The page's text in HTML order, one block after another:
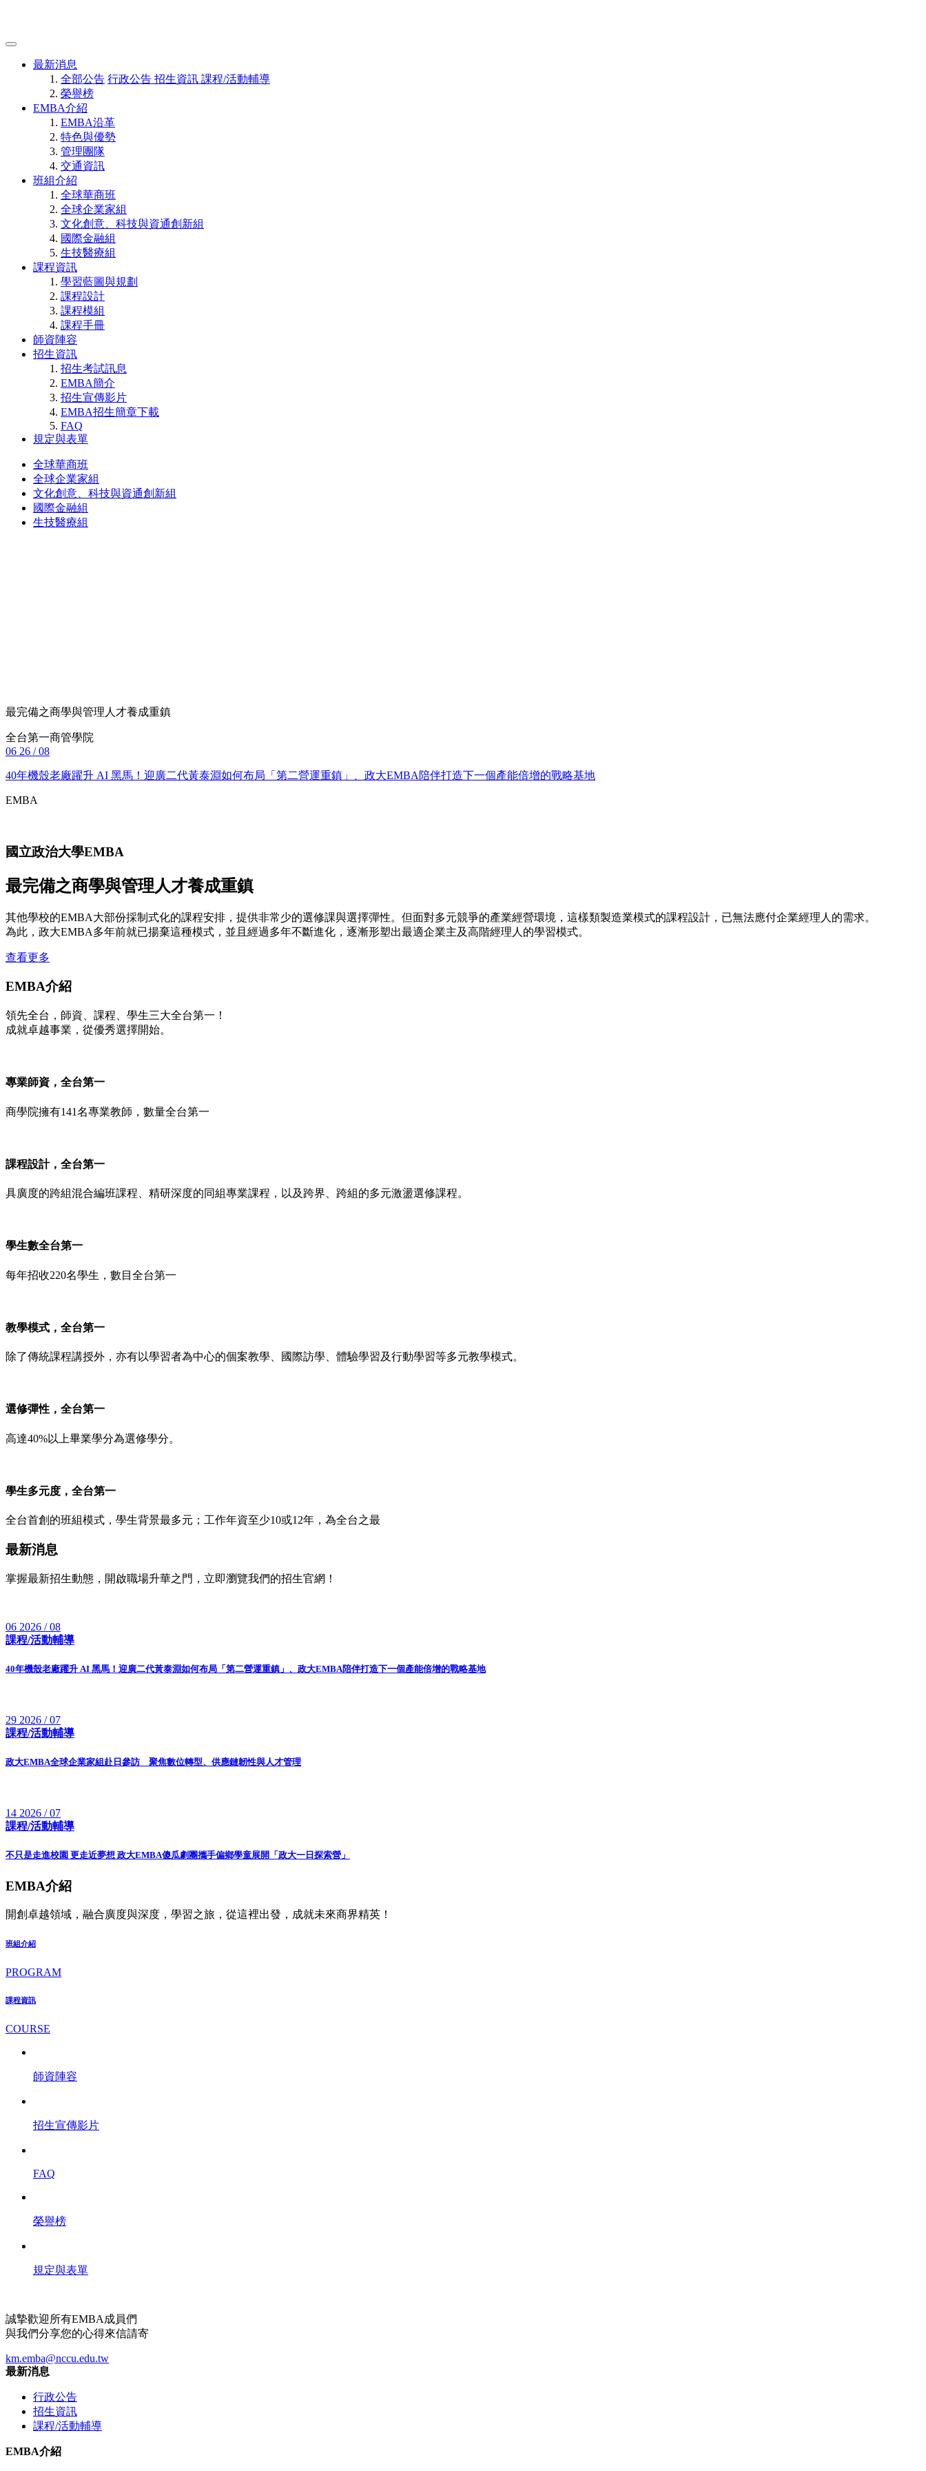
最新消息
全部公告 行政公告 招生資訊 課程/活動輔導
榮譽榜
EMBA介紹
EMBA沿革
特色與優勢
管理團隊
交通資訊
班組介紹
全球華商班
全球企業家組
文化創意、科技與資通創新組
國際金融組
生技醫療組
課程資訊
學習藍圖與規劃
課程設計
課程模組
課程手冊
師資陣容
招生資訊
招生考試訊息
EMBA簡介
招生宣傳影片
EMBA招生簡章下載
FAQ
規定與表單
全球華商班
全球企業家組
文化創意、科技與資通創新組
國際金融組
生技醫療組
最完備之商學與管理人才養成重鎮
全台第一商管學院
06 26 / 08
40年機殼老廠躍升 AI 黑馬！迎廣二代黃泰淵如何布局「第二營運重鎮」、政大EMBA陪伴打造下一個產能倍增的戰略基地
EMBA
國立政治大學EMBA
最完備之商學與管理人才養成重鎮
其他學校的EMBA大部份採制式化的課程安排，提供非常少的選修課與選擇彈性。但面對多元競爭的產業經營環境，這樣類製造業模式的課程設計，已無法應付企業經理人的需求。
為此，政大EMBA多年前就已揚棄這種模式，並且經過多年不斷進化，逐漸形塑出最適企業主及高階經理人的學習模式。
查看更多
EMBA介紹
領先全台，師資、課程、學生三大全台第一！
成就卓越事業，從優秀選擇開始。
專業師資，全台第一
商學院擁有141名專業教師，數量全台第一
課程設計，全台第一
具廣度的跨組混合編班課程、精研深度的同組專業課程，以及跨界、跨組的多元激盪選修課程。
學生數全台第一
每年招收220名學生，數目全台第一
教學模式，全台第一
除了傳統課程講授外，亦有以學習者為中心的個案教學、國際訪學、體驗學習及行動學習等多元教學模式。
選修彈性，全台第一
高達40%以上畢業學分為選修學分。
學生多元度，全台第一
全台首創的班組模式，學生背景最多元；工作年資至少10或12年，為全台之最
最新消息
掌握最新招生動態，開啟職場升華之門，立即瀏覽我們的招生官網！
06 2026 / 08
課程/活動輔導
40年機殼老廠躍升 AI 黑馬！迎廣二代黃泰淵如何布局「第二營運重鎮」、政大EMBA陪伴打造下一個產能倍增的戰略基地
29 2026 / 07
課程/活動輔導
政大EMBA全球企業家組赴日參訪 聚焦數位轉型、供應鏈韌性與人才管理
14 2026 / 07
課程/活動輔導
不只是走進校園 更走近夢想 政大EMBA傻瓜劇團攜手偏鄉學童展開「政大一日探索營」
EMBA介紹
開創卓越領域，融合廣度與深度，學習之旅，從這裡出發，成就未來商界精英！
班組介紹
PROGRAM
課程資訊
COURSE
師資陣容
招生宣傳影片
FAQ
榮譽榜
規定與表單
誠摯歡迎所有EMBA成員們
與我們分享您的心得來信請寄
km.emba@nccu.edu.tw
最新消息
行政公告
招生資訊
課程/活動輔導
EMBA介紹